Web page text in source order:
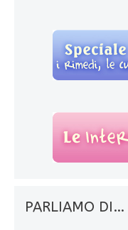
PARLIAMO DI…